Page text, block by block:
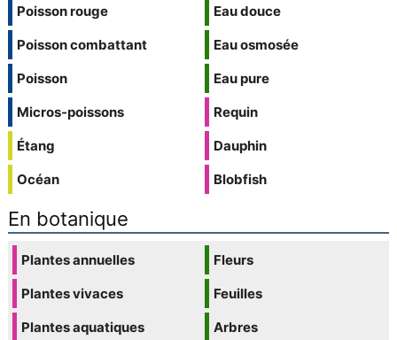
Poisson rouge
Poisson combattant
Poisson
Micros-poissons
Étang
Océan
Eau douce
Eau osmosée
Eau pure
Requin
Dauphin
Blobfish
En botanique
Plantes annuelles
Plantes vivaces
Plantes aquatiques
Fleurs
Feuilles
Arbres